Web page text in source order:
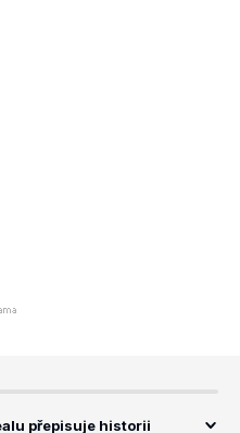
přepisuje historii